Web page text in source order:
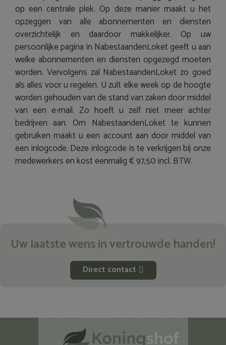
op een centrale plek. Op deze manier maakt u het
opzeggen van alle abonnementen en diensten
overzichtelijk en daardoor makkelijker. Op uw
persoonlijke pagina in NabestaandenLoket geeft u aan
welke abonnementen en diensten opgezegd moeten
worden. Vervolgens zal NabestaandenLoket zo goed
als alles voor u regelen. U zult elke week op de hoogte
worden gehouden van de stand van zaken door middel
van een e-mail. Zo hoeft u zelf niet meer achter
bedrijven aan. Om NabestaandenLoket te kunnen
gebruiken maakt u een account aan door middel van
een inlogcode. Deze inlogcode is te verkrijgen bij onze
medewerkers en kost eenmalig € 97,50 incl. BTW.
Uw laatste wens in vertrouwde handen!
Direct contact